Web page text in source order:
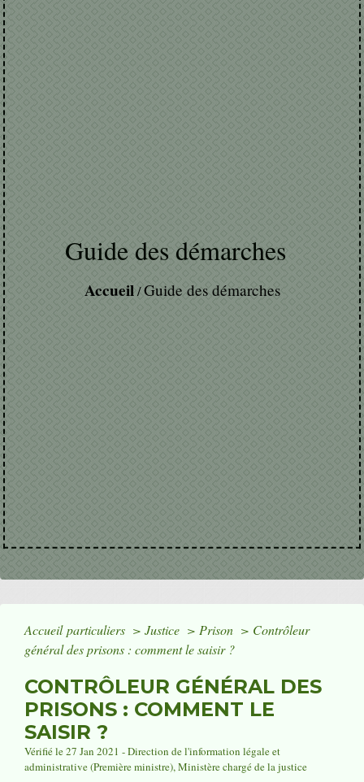
Guide des démarches
Accueil/Guide des démarches
Accueil particuliers > Justice > Prison > Contrôleur
général des prisons : comment le saisir ?
CONTRÔLEUR GÉNÉRAL DES
PRISONS : COMMENT LE
SAISIR ?
Vérifié le 27 Jan 2021 - Direction de l'information légale et
administrative (Première ministre), Ministère chargé de la justice